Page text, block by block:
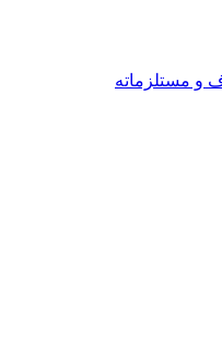
و مستلزماته